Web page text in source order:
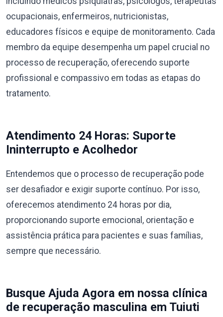
ocupacionais, enfermeiros, nutricionistas,
educadores físicos e equipe de monitoramento. Cada
membro da equipe desempenha um papel crucial no
processo de recuperação, oferecendo suporte
profissional e compassivo em todas as etapas do
tratamento.
Atendimento 24 Horas: Suporte
Ininterrupto e Acolhedor
Entendemos que o processo de recuperação pode
ser desafiador e exigir suporte contínuo. Por isso,
oferecemos atendimento 24 horas por dia,
proporcionando suporte emocional, orientação e
assistência prática para pacientes e suas famílias,
sempre que necessário.
Busque Ajuda Agora em nossa clínica
de recuperação masculina em Tuiuti